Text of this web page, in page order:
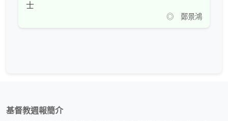
士
◎ 鄭景鴻
基督教週報簡介